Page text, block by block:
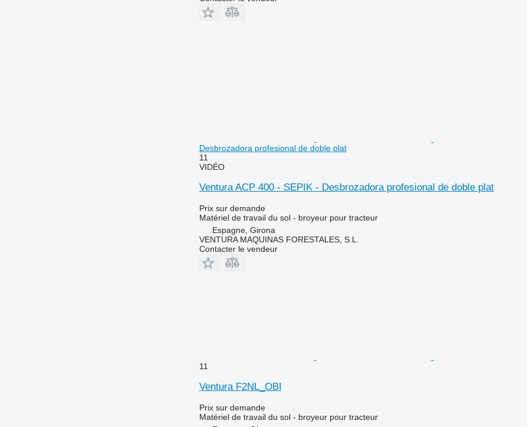
Desbrozadora profesional de doble plat
11
VIDÉO
Ventura ACP 400 - SEPIK - Desbrozadora profesional de doble plat
Prix sur demande
Matériel de travail du sol - broyeur pour tracteur
Espagne, Girona
VENTURA MAQUINAS FORESTALES, S.L.
Contacter le vendeur
11
Ventura F2NL_OBI
Prix sur demande
Matériel de travail du sol - broyeur pour tracteur